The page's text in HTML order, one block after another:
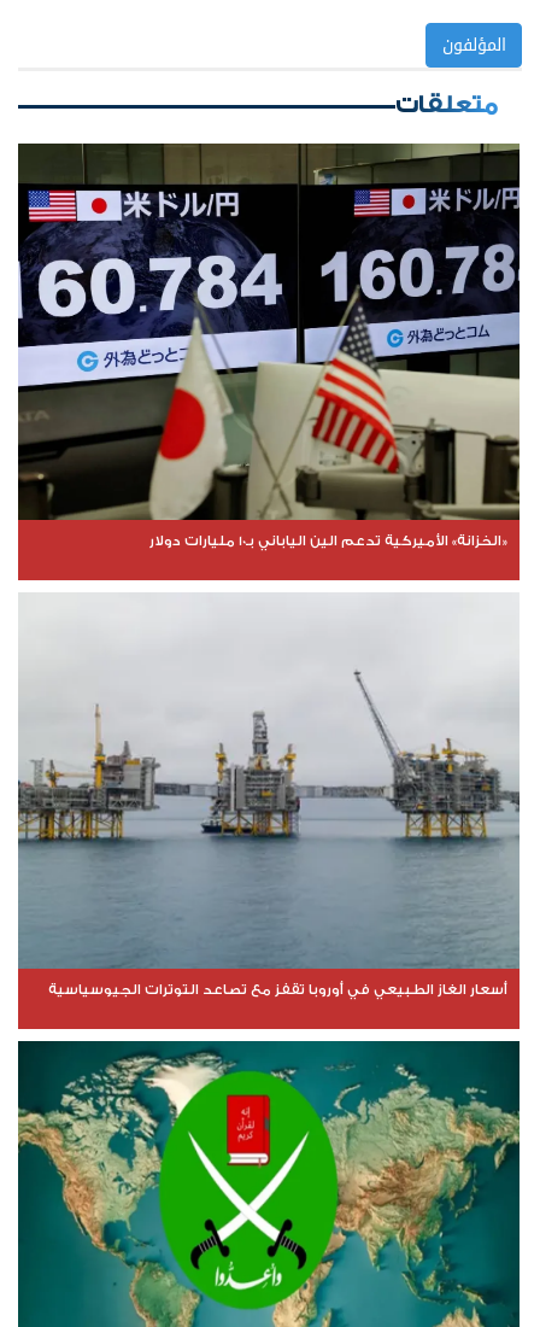
المؤلفون
متعلقات
«الخزانة» الأميركية تدعم الين الياباني بـ10 مليارات دولار
أسعار الغاز الطبيعي في أوروبا تقفز مع تصاعد التوترات الجيوسياسية